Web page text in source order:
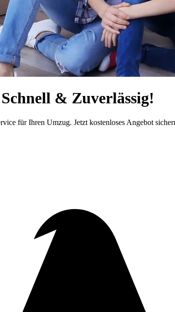
& Zuverlässig!
für Ihren Umzug. Jetzt kostenloses Angebot